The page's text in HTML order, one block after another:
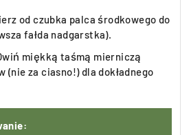
od czubka palca środkowego do
fałda nadgarstka).
miękką taśmą mierniczą
(nie za ciasno!) dla dokładnego